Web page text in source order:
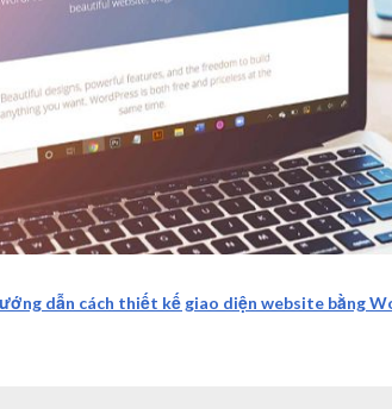
dẫn cách thiết kế giao diện website bằng